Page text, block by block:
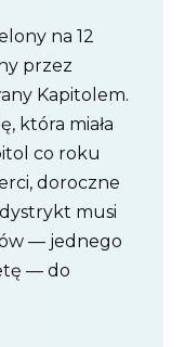
na 12
przez
Kapitolem.
która miała
co roku
doroczne
musi
— jednego
— do